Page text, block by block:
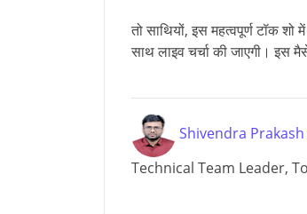
तो साथियों, इस महत्वपूर्ण टॉक
साथ लाइव चर्चा की जाएगी।
Shivendra
Technical Team Leader,